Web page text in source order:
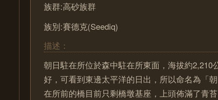
族群:高砂族群
族別:賽德克(Seediq)
描述：
朝日駐在所位於森中駐在所東面，海拔約2,210
好，可看到東邊太平洋的日出，所以命名為「
在所前的橋目前只剩橋墩基座，上頭佈滿了青